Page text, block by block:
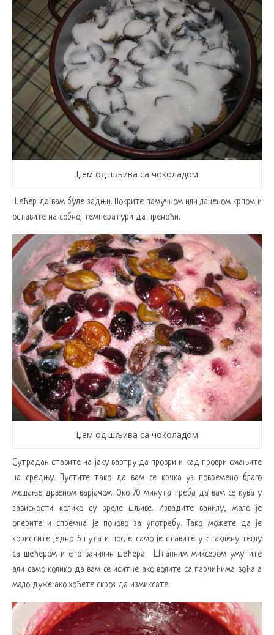
Џем од шљива са чоколадом
Шећер да вам буде задњи. Покрите памучном или ланеном крпом и
оставите на собној температури да преноћи.
Џем од шљива са чоколадом
Сутрадан ставите на јаку вартру да проври и кад проври смањите
на средњу. Пустите тако да вам се крчка уз повремено благо
мешање дрвеном варјачом. Око 70 минута треба да вам се кува у
зависности колико су зреле шљиве. Извадите ванилу, мало је
оперите и спремна је поново за употребу. Тако можете да је
користите једно 5 пута и после само је ставите у стаклену теглу
са шећером и ето ванилин шећера. Штапним миксером умутите
али само колико да вам се иситне ако волите са парчићима воћа а
мало дуже ако хоћете скроз да измиксате.